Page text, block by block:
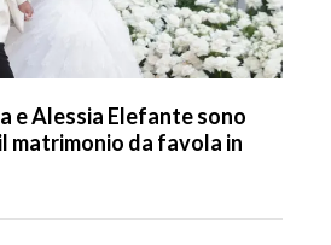
e Alessia Elefante sono
matrimonio da favola in